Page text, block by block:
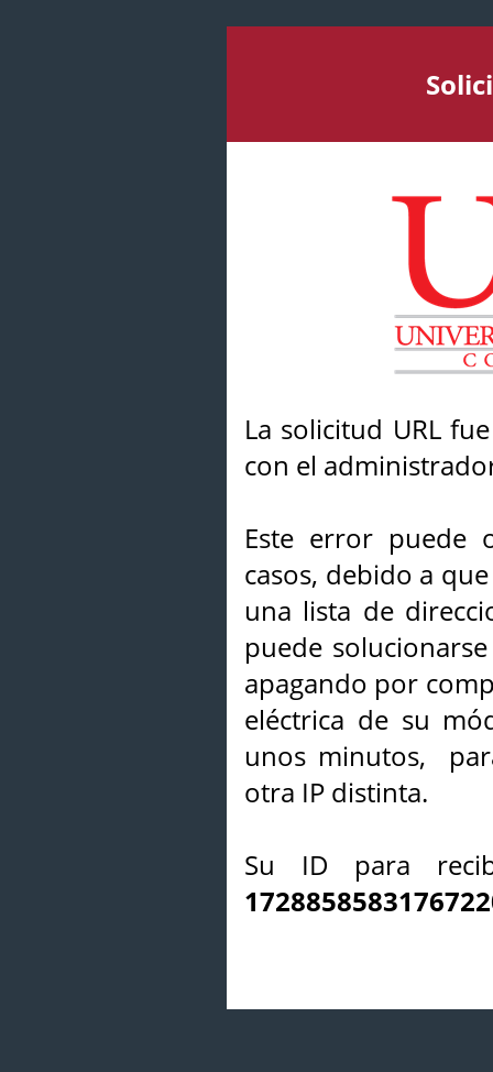
La solicitud URL
con el
Este error puede
casos, debido a
una lista de
puede
apagando por
eléctrica de su
unos minutos,
otra IP distinta.
Su ID para